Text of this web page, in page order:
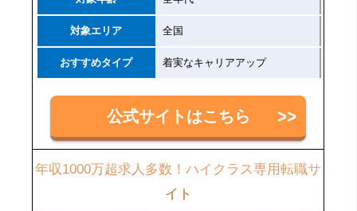
対象エリア 全国
おすすめタイプ 着実なキャリアアップ
公式サイトはこちら
年収1000万超求人多数！ハイクラス専用転職サ
イト